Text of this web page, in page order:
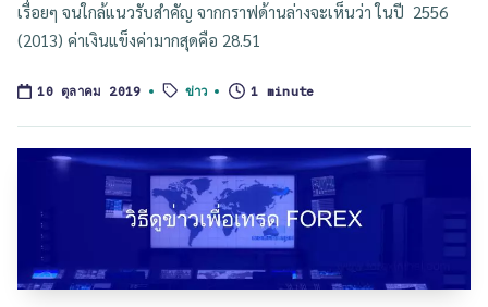
เรื่อยๆ จนใกล้แนวรับสำคัญ จากกราฟด้านล่างจะเห็นว่า ในปี 2556
(2013) ค่าเงินแข็งค่ามากสุดคือ 28.51
10 ตุลาคม 2019
Tags: ข่าว 1 minute